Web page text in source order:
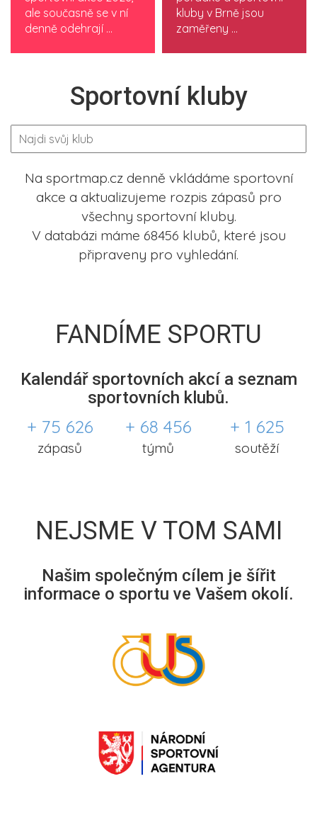
ale současně se v ní
denně odehrají ...
kluby v Brně jsou
zaměřeny ...
Sportovní kluby
Na sportmap.cz denně vkládáme sportovní
akce a aktualizujeme rozpis zápasů pro
všechny sportovní kluby.
V databázi máme 68456 klubů, které jsou
připraveny pro vyhledání.
FANDÍME SPORTU
Kalendář sportovních akcí a seznam
sportovních klubů.
+ 75 626
zápasů
+ 68 456
týmů
+ 1 625
soutěží
NEJSME V TOM SAMI
Našim společným cílem je šířit
informace o sportu ve Vašem okolí.